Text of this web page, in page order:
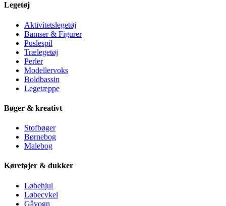
Legetøj
Aktivitetslegetøj
Bamser & Figurer
Puslespil
Trælegetøj
Perler
Modellervoks
Boldbassin
Legetæppe
Bøger & kreativt
Stofbøger
Børnebog
Malebog
Køretøjer & dukker
Løbehjul
Løbecykel
Gåvogn